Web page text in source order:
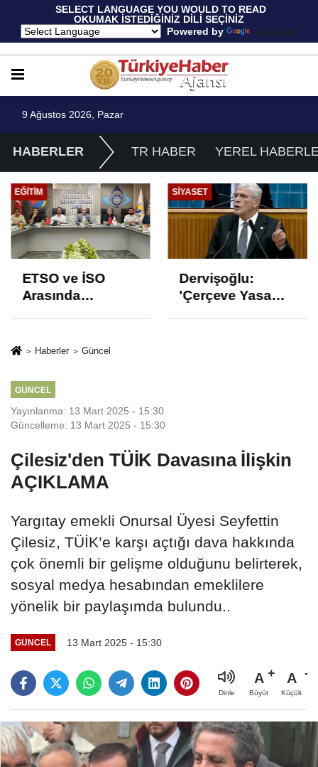
SELECT LANGUAGE YOU WOULD TO READ
OKUMAK İSTEDİĞİNİZ DİLİ SEÇİNİZ
Powered by
Translate
9 Ağustos 2026, Pazar
HABERLER TR HABER YEREL
EĞITIM
ETSO ve İSO
Arasında
Protokolü
SIYASET
Dervişoğlu:
'Çerçeve Yasa
Haberler Güncel
GÜNCEL
Yayınlanma: 13 Mart 2025 - 15:30
Güncelleme: 13 Mart 2025 - 15:30
Çilesiz'den TÜİK Davasına İlişkin
AÇIKLAMA
Yargıtay emekli Onursal Üyesi Seyfettin
Çilesiz, TÜİK’e karşı açtığı dava hakkında
çok önemli bir gelişme olduğunu belirterek,
sosyal medya hesabından emeklilere
yönelik bir paylaşımda bulundu..
GÜNCEL 13 Mart 2025 - 15:30
Dinle
A
Büyüt
A
Küçült